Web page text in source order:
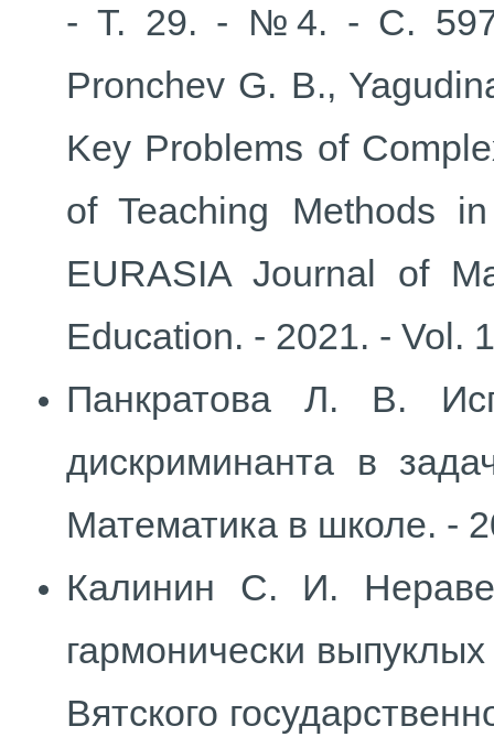
- Т. 29. - №4. - С. 597-
Pronchev G. B.,
Key Problems of
of Teaching Methods
EURASIA Journal of
Education. - 2021. - Vol.
Панкратова Л. В.
дискриминанта в
Математика в школе. -
Калинин С. И.
гармонически
Вятского